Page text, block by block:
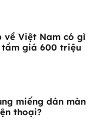
về Việt Nam có gì
giá 600 triệu
miếng dán màn
thoại?